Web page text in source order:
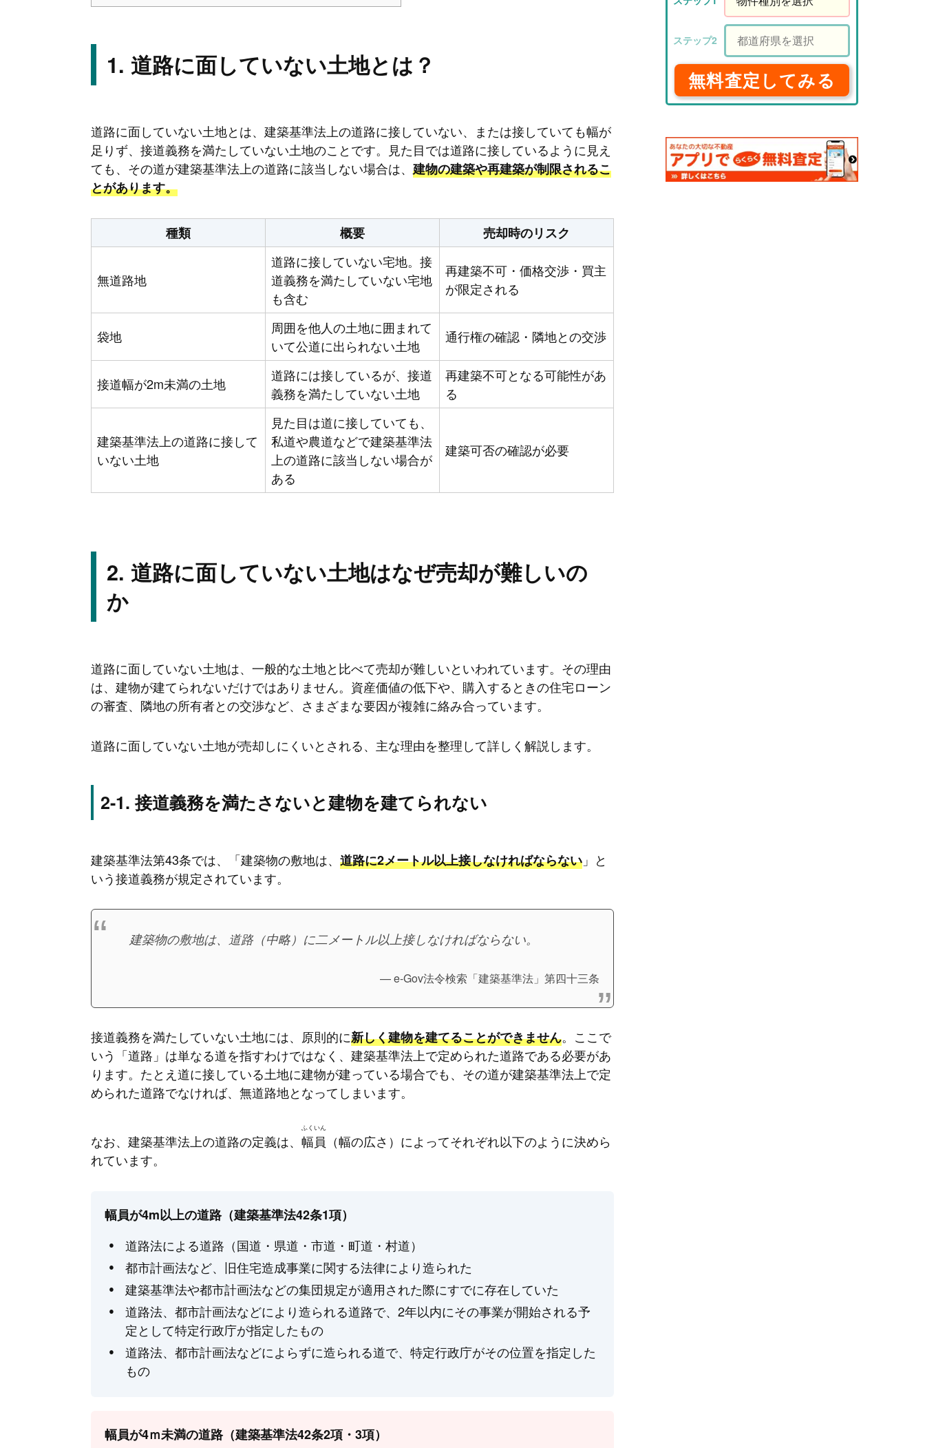
道路に面していない土地とは？
道路に面していない土地とは、建築基準法上の道路に接していない、または接していても幅が
足りず、接道義務を満たしていない土地のことです。見た目では道路に接しているように見え
ても、その道が建築基準法上の道路に該当しない場合は、 建物の建築や再建築が制限されるこ
とがあります。
種類 概要 売却時のリスク
無道路地
道路に接していない宅地。接
道義務を満たしていない宅地
も含む
再建築不可・価格交渉・買主
が限定される
袋地
周囲を他人の土地に囲まれて
いて公道に出られない土地
通行権の確認・隣地との交渉
接道幅が2m未満の土地
道路には接しているが、接道
義務を満たしていない土地
再建築不可となる可能性があ
る
建築基準法上の道路に接して
いない土地
見た目は道に接していても、
私道や農道などで建築基準法
上の道路に該当しない場合が
ある
建築可否の確認が必要
道路に面していない土地はなぜ売却が難しいの
か
道路に面していない土地は、一般的な土地と比べて売却が難しいといわれています。その理由
は、建物が建てられないだけではありません。資産価値の低下や、購入するときの住宅ローン
の審査、隣地の所有者との交渉など、さまざまな要因が複雑に絡み合っています。
道路に面していない土地が売却しにくいとされる、主な理由を整理して詳しく解説します。
接道義務を満たさないと建物を建てられない
建築基準法第43条では、「建築物の敷地は、 道路に2メートル以上接しなければならない 」と
いう接道義務が規定されています。
建築物の敷地は、道路（中略）に二メートル以上接しなければならない。
e-Gov法令検索「建築基準法」第四十三条
接道義務を満たしていない土地には、原則的に新しく建物を建てることができません。ここで
いう「道路」は単なる道を指すわけではなく、建築基準法上で定められた道路である必要があ
ります。たとえ道に接している土地に建物が建っている場合でも、その道が建築基準法上で定
められた道路でなければ、無道路地となってしまいます。
なお、建築基準法上の道路の定義は、 幅員
ふくいん
（幅の広さ）によってそれぞれ以下のように決めら
れています。
幅員が4m以上の道路（建築基準法42条1項）
道路法による道路（国道・県道・市道・町道・村道）
都市計画法など、旧住宅造成事業に関する法律により造られた
建築基準法や都市計画法などの集団規定が適用された際にすでに存在していた
道路法、都市計画法などにより造られる道路で、2年以内にその事業が開始される予
定として特定行政庁が指定したもの
道路法、都市計画法などによらずに造られる道で、特定行政庁がその位置を指定した
もの
幅員が4ｍ未満の道路（建築基準法42条2項・3項）
無料査定してみる